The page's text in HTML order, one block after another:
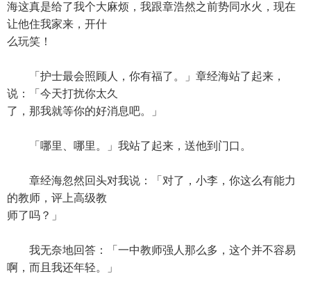
海这真是给了我个大麻烦，我跟章浩然之前势同水火，现在
让他住我家来，开什
么玩笑！
「护士最会照顾人，你有福了。」章经海站了起来，
说：「今天打扰你太久
了，那我就等你的好消息吧。」
「哪里、哪里。」我站了起来，送他到门口。
章经海忽然回头对我说：「对了，小李，你这么有能力
的教师，评上高级教
师了吗？」
我无奈地回答：「一中教师强人那么多，这个并不容易
啊，而且我还年轻。」